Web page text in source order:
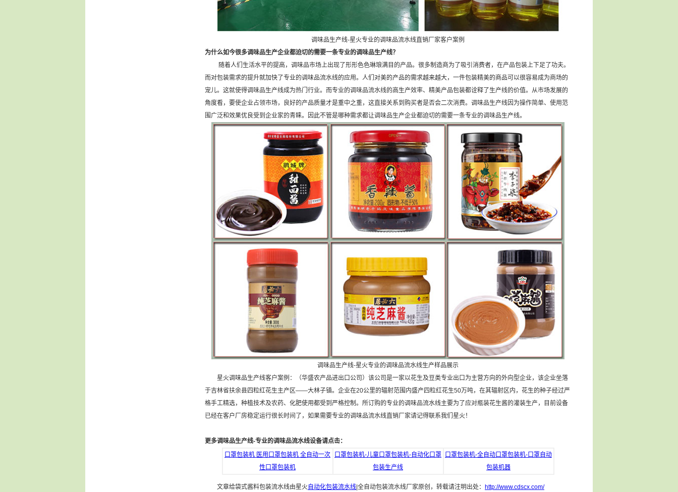
调味品生产线-星火专业的调味品流水线直销厂家客户案例
为什么如今很多调味品生产企业都迫切的需要一条专业的调味品生产线？
随着人们生活水平的提高，调味品市场上出现了形形色色琳琅满目的产品。很多制造商为了吸引消费者，在产品包装上下足了功夫。
而对包装需求的提升就加快了专业的调味品流水线的应用。人们对美的产品的需求越来越大，一件包装精美的商品可以很容易成为商场的
宠儿。这就使得调味品生产线成为热门行业。而专业的调味品流水线的高生产效率、精美产品包装都诠释了生产线的价值。从市场发展的
角度看，要使企业占领市场，良好的产品质量才是重中之重，这直接关系到购买者是否会二次消费。调味品生产线因为操作简单、使用范
围广泛和效果优良受到企业家的青睐。因此不管是哪种需求都让调味品生产企业都迫切的需要一条专业的调味品生产线。
调味品生产线-星火专业的调味品流水线生产样品展示
星火调味品生产线客户案例：（华盛农产品进出口公司）该公司是一家以花生及豆类专业出口为主营方向的外向型企业，该企业坐落
于吉林省扶余县四粒红花生主产区――大林子镇。企业在20公里的辐射范围内盛产四粒红花生50万吨，在其辐射区内，花生的种子经过严
格手工精选，种植技术及农药、化肥使用都受到严格控制。所订购的专业的调味品流水线主要为了应对瓶装花生酱的灌装生产，目前设备
已经在客户厂房稳定运行很长时间了，如果需要专业的调味品流水线直销厂家请记得联系我们星火！
更多调味品生产线-专业的调味品流水线设备请点击：
口罩包装机 医用口罩包装机 全自动一次
性口罩包装机
口罩包装机-儿童口罩包装机-自动化口罩
包装生产线
口罩包装机-全自动口罩包装机-口罩自动
包装机器
文章给袋式酱料包装流水线由星火 自动化包装流水线 |全自动包装流水线厂家原创，转载请注明出处： http://www.cdscx.com/